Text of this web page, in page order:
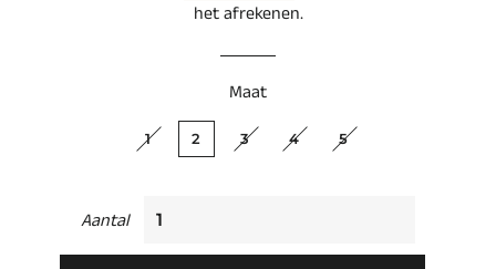
het afrekenen.
Maat
1 2 3 4 5
Aantal